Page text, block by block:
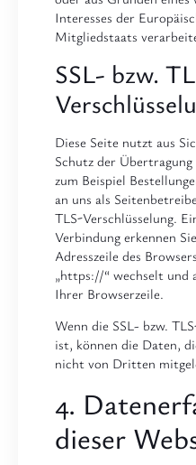
Interesses der
Mitgliedstaats
SSL- bzw.
Diese Seite nutzt aus
Schutz der
zum Beispiel
an uns als
TLS-Verschlüsselung.
Verbindung erkennen
Adresszeile des
„https://“ wechselt und
Ihrer Browserzeile.
Wenn die SSL- bzw.
ist, können die Daten,
nicht von Dritten
4.
dieser